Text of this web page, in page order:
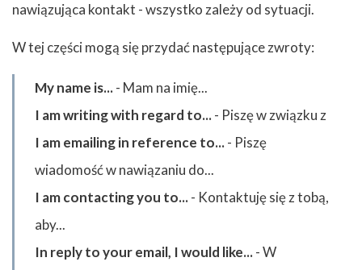
nawiązująca kontakt - wszystko zależy od sytuacji.
W tej części mogą się przydać następujące zwroty:
My name is...- Mam na imię...
I am writing with regard to...- Piszę w związku z
I am emailing in reference to...- Piszę
wiadomość w nawiązaniu do...
I am contacting you to...- Kontaktuję się z tobą,
aby...
In reply to your email, I would like...- W